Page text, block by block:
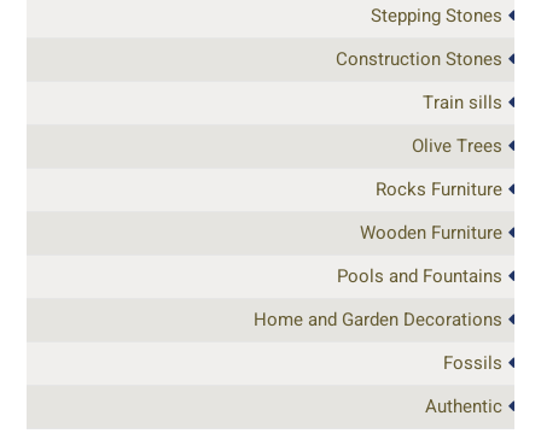
Stepping Stones
Construction Stones
Train sills
Olive Trees
Rocks Furniture
Wooden Furniture
Pools and Fountains
Home and Garden Decorations
Fossils
Authentic